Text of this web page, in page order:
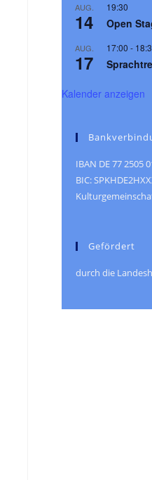
AUG.
14
19:30
Open
AUG.
17
17:00 -
Kalender anzeigen
IBAN DE 77 2505
BIC:
Gefördert
durch die